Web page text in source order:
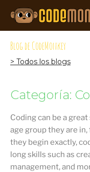
Blog de CodeMonkey
> Todos los blogs
Categoría:
Coding can be a
age group they are
they begin exactly,
long skills such as
management, and